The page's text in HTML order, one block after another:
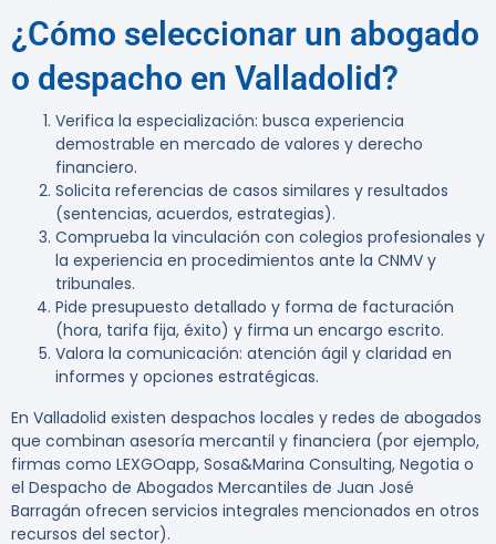
¿Cómo seleccionar un abogado
o despacho en Valladolid?
Verifica la especialización: busca experiencia
demostrable en mercado de valores y derecho
financiero.
Solicita referencias de casos similares y resultados
(sentencias, acuerdos, estrategias).
Comprueba la vinculación con colegios profesionales y
la experiencia en procedimientos ante la CNMV y
tribunales.
Pide presupuesto detallado y forma de facturación
(hora, tarifa fija, éxito) y firma un encargo escrito.
Valora la comunicación: atención ágil y claridad en
informes y opciones estratégicas.
En Valladolid existen despachos locales y redes de abogados
que combinan asesoría mercantil y financiera (por ejemplo,
firmas como LEXGOapp, Sosa&Marina Consulting, Negotia o
el Despacho de Abogados Mercantiles de Juan José
Barragán ofrecen servicios integrales mencionados en otros
recursos del sector).